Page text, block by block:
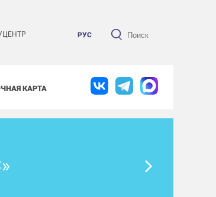
РУС
КАРТА